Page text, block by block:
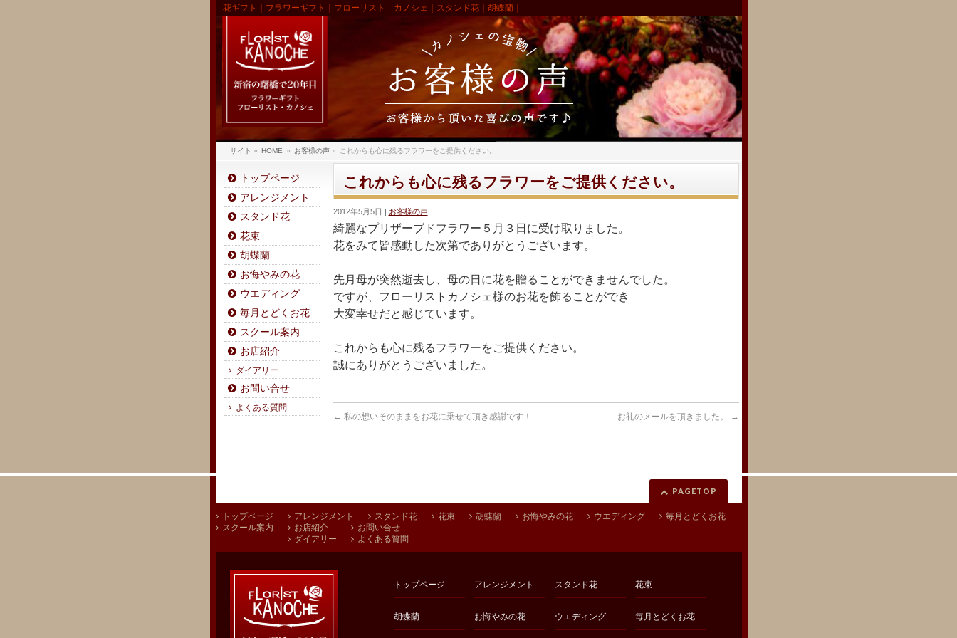
花ギフト｜フラワーギフト｜フローリスト カノシェ｜スタンド花｜胡蝶蘭｜
サイト » HOME » お客様の声» これからも心に残るフラワーをご提供ください。
これからも心に残るフラワーをご提供ください。
2012年5月5日 お客様の声
綺麗なプリザーブドフラワー５月３日に受け取りました。
花をみて皆感動した次第でありがとうございます。
先月母が突然逝去し、母の日に花を贈ることができませんでした。
ですが、フローリストカノシェ様のお花を飾ることができ
大変幸せだと感じています。
これからも心に残るフラワーをご提供ください。
誠にありがとうございました。
← 私の想いそのままをお花に乗せて頂き感謝です！ お礼のメールを頂きました。 →
トップページ
アレンジメント
スタンド花
花束
胡蝶蘭
お悔やみの花
ウエディング
毎月とどくお花
スクール案内
お店紹介
ダイアリー
お問い合せ
よくある質問
PAGETOP
トップページ アレンジメント スタンド花 花束 胡蝶蘭 お悔やみの花 ウエディング
毎月とどくお花
スクール案内
お店紹介
ダイアリー
お問い合せ
よくある質問
トップページ アレンジメント スタンド花 花束
胡蝶蘭 お悔やみの花 ウエディング 毎月とどくお花